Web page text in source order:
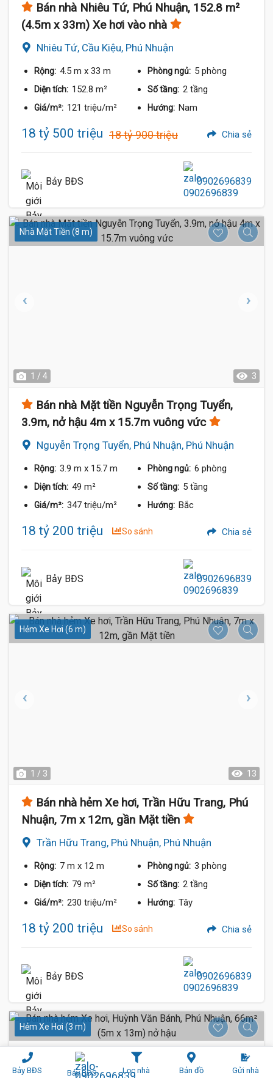
Bảy BĐS Bảy BĐS Lọc nhà Bản đồ Gửi nhà
Bán nhà Nhiêu Tứ, Phú Nhuận, 152.8 m²
(4.5m x 33m) Xe hơi vào nhà
Nhiêu Tứ, Cầu Kiệu, Phú Nhuận
Rộng: 4.5 m x 33 m Phòng ngủ: 5 phòng
Diện tích: 152.8 m² Số tầng: 2 tầng
Giá/m²: 121 triệu/m² Hướng: Nam
18 tỷ 500 triệu 18 tỷ 900 triệu Chia sẻ
Bảy BĐS 0902696839
Nhà Mặt Tiền (8 m)
1 / 4 3
Bán nhà Mặt tiền Nguyễn Trọng Tuyển,
3.9m, nở hậu 4m x 15.7m vuông vức
Nguyễn Trọng Tuyển, Phú Nhuận, Phú Nhuận
Rộng: 3.9 m x 15.7 m Phòng ngủ: 6 phòng
Diện tích: 49 m² Số tầng: 5 tầng
Giá/m²: 347 triệu/m² Hướng: Bắc
18 tỷ 200 triệu So sánh Chia sẻ
Bảy BĐS 0902696839
Hẻm Xe Hơi (6 m)
1 / 3 13
Bán nhà hẻm Xe hơi, Trần Hữu Trang, Phú
Nhuận, 7m x 12m, gần Mặt tiền
Trần Hữu Trang, Phú Nhuận, Phú Nhuận
Rộng: 7 m x 12 m Phòng ngủ: 3 phòng
Diện tích: 79 m² Số tầng: 2 tầng
Giá/m²: 230 triệu/m² Hướng: Tây
18 tỷ 200 triệu So sánh Chia sẻ
Bảy BĐS 0902696839
Hẻm Xe Hơi (3 m)